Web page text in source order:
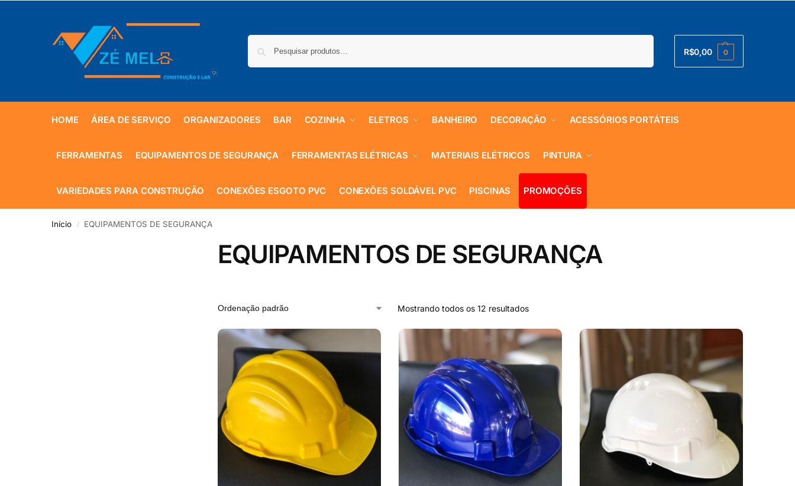
R$0,00 0
HOME ÁREA DE SERVIÇO ORGANIZADORES BAR COZINHA ELETROS BANHEIRO DECORAÇÃO ACESSÓRIOS PORTÁTEIS
FERRAMENTAS EQUIPAMENTOS DE SEGURANÇA FERRAMENTAS ELÉTRICAS MATERIAIS ELÉTRICOS PINTURA
VARIEDADES PARA CONSTRUÇÃO CONEXÕES ESGOTO PVC CONEXÕES SOLDÁVEL PVC PISCINAS PROMOÇÕES
Início / EQUIPAMENTOS DE SEGURANÇA
EQUIPAMENTOS DE SEGURANÇA
Mostrando todos os 12 resultados